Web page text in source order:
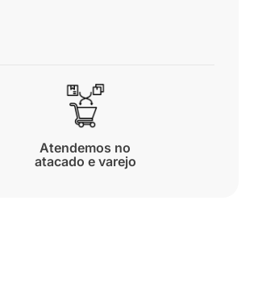
Atendemos no
atacado e varejo